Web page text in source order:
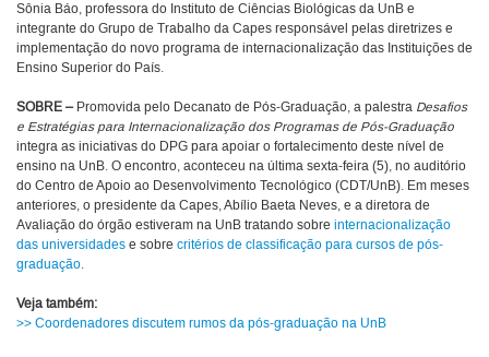
Sônia Báo, professora do Instituto de Ciências Biológicas da UnB e
integrante do Grupo de Trabalho da Capes responsável pelas diretrizes e
implementação do novo programa de internacionalização das Instituições de
Ensino Superior do País.
SOBRE –Promovida pelo Decanato de Pós-Graduação, a palestra Desafios
e Estratégias para Internacionalização dos Programas de Pós-Graduação
integra as iniciativas do DPG para apoiar o fortalecimento deste nível de
ensino na UnB. O encontro, aconteceu na última sexta-feira (5), no auditório
do Centro de Apoio ao Desenvolvimento Tecnológico (CDT/UnB). Em meses
anteriores, o presidente da Capes, Abílio Baeta Neves, e a diretora de
Avaliação do órgão estiveram na UnB tratando sobre internacionalização
das universidades e sobre critérios de classificação para cursos de pós-
graduação.
Veja também:
>> Coordenadores discutem rumos da pós-graduação na UnB